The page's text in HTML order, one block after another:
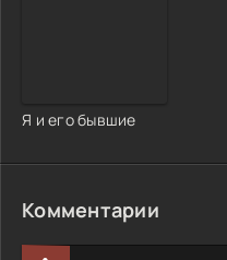
Я и его бывшие
Комментарии